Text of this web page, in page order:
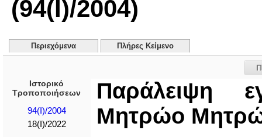
(94(I)/2004)
Περιεχόμενα Πλήρες Κείμενο
Ιστορικό
Τροποποιήσεων
94(I)/2004
18(I)/2022
Παράλειψη
Μητρώο